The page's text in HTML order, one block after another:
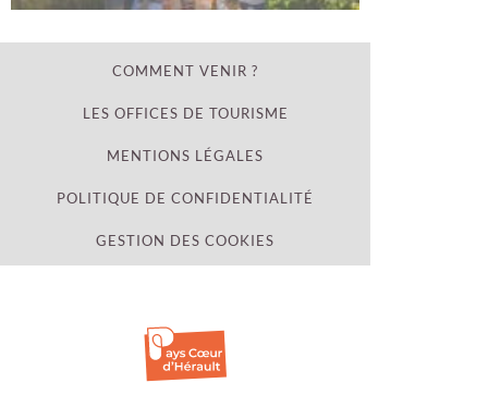
COMMENT VENIR ?
LES OFFICES DE TOURISME
MENTIONS LÉGALES
POLITIQUE DE CONFIDENTIALITÉ
GESTION DES COOKIES